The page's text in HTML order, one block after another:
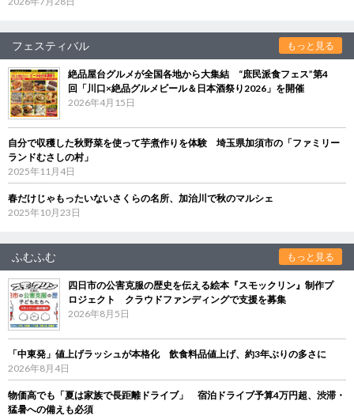
フェスティバル もっと見る
絶品屋台グルメが全国各地から大集結 “庶民派食フェス”第4
回「川口×絶品グルメビール＆日本酒祭り2026」を開催
2026年4月15日
自分で収穫した秋野菜を使って芋煮作りを体験 埼玉県加須市の「ファミリー
ランドむさしの村」
2025年11月4日
春だけじゃもったいないさくらの名所、加治川で秋のマルシェ
2025年10月23日
ふむふむ もっと見る
四日市の公害克服の歴史を伝える絵本『スモックリン』制作プ
ロジェクト クラウドファンディングで支援を募集
2026年8月5日
「中東発」値上げラッシュが本格化 飲食料品値上げ、約3年ぶりの多さに
2026年8月4日
物価高でも「夏は家族で長距離ドライブ」 宿泊ドライブ予算4万円超、渋滞・
猛暑への備えも必須